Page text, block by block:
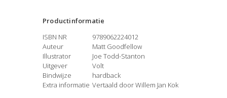
Productinformatie
ISBN NR
9789062224012
Auteur
Matt Goodfellow
Illustrator
Joe Todd-Stanton
Uitgever
Volt
Bindwijze
hardback
Extra informatie Vertaald door Willem Jan Kok